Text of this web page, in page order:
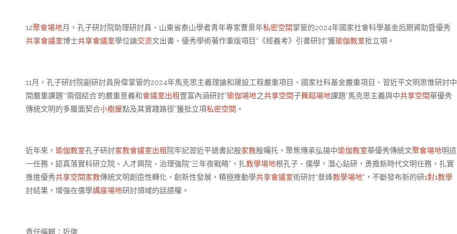
12聚會場地月，孔子研討院助理研討員、山東省泰山學者青年專家曹景年私密空間掌管的2024年國家社會科學基金后期資助暨優秀
共享會議室博士共享會議室學位論交流文出書、優秀學術著作重版項目“《經義考》引書研討”獲瑜伽教室批立項。
11月，孔子研討院副研討員房偉掌管的2024年馬克思主義理論和建設工程嚴重項目、國家社科基金嚴重項目、習近平文明思惟研討中
間嚴重課題“‘兩個結合’的嚴重意義和會議室出租 豐富內涵研討”瑜伽場地之共享空間子舞蹈場地課題“馬克思主義與中共享空間華優秀
傳統文明的多層面契合小樹屋點及其實踐路徑”獲批立項私密空間 。
近年來， 瑜伽教室孔子研討家教會議室出租 院牢記習近平總書記殷家教殷囑托，聚焦傳承弘揚中瑜伽教室華優秀傳統文聚會場地明這
一任務，認真落實科研立院、人才興院、治理強院“三年夜戰略”，扎教學場地根孔子、儒學，潛心鉆研，勇擔新時代文明任務，扎實
推進優秀共享空間家教傳統文明創造性轉化、創新性發展，積極推動學共享會議室術研討“登峰教學場地”，不斷發布新的研1對1教學
討結果，增強在儒學講座場地研討領域的話語權。
責任編輯：近復